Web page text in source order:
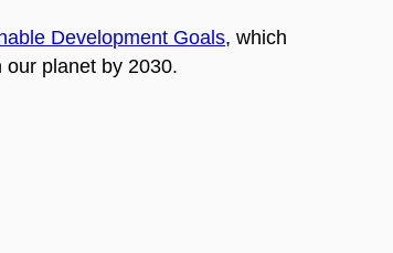
Development Goals, which
planet by 2030.